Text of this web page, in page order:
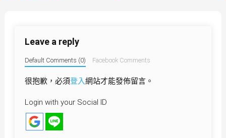
Leave a reply
Default Comments (0) Facebook Comments
很抱歉，必須登入網站才能發佈留言。
Login with your Social ID